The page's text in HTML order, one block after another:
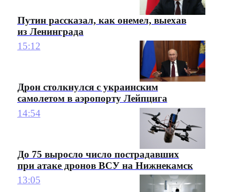
Путин рассказал, как онемел, выехав
из Ленинграда
15:12
Дрон столкнулся с украинским
самолетом в аэропорту Лейпцига
14:54
До 75 выросло число пострадавших
при атаке дронов ВСУ на Нижнекамск
13:05